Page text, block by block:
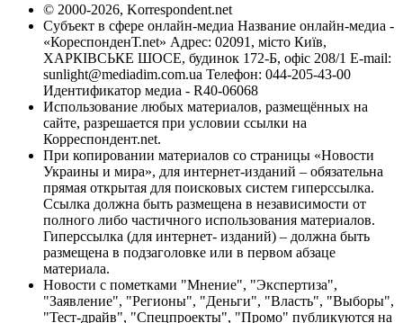
© 2000-2026, Korrespondent.net
Субъект в сфере онлайн-медиа Название онлайн-медиа -
«КореспонденТ.net» Адрес: 02091, місто Київ,
ХАРКІВСЬКЕ ШОСЕ, будинок 172-Б, офіс 208/1 E-mail:
sunlight@mediadim.com.ua Телефон: 044-205-43-00
Идентификатор медиа - R40-06068
Использование любых материалов, размещённых на
сайте, разрешается при условии ссылки на
Корреспондент.net.
При копировании материалов со страницы «Новости
Украины и мира», для интернет-изданий – обязательна
прямая открытая для поисковых систем гиперссылка.
Ссылка должна быть размещена в независимости от
полного либо частичного использования материалов.
Гиперссылка (для интернет- изданий) – должна быть
размещена в подзаголовке или в первом абзаце
материала.
Новости с пометками "Мнение", "Экспертиза",
"Заявление", "Регионы", "Деньги", "Власть", "Выборы",
"Тест-драйв", "Спецпроекты", "Промо" публикуются на